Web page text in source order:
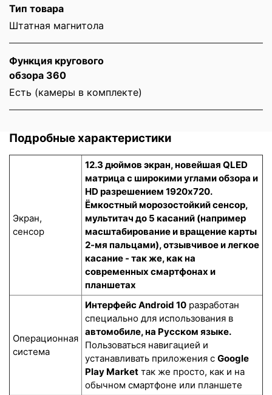
Тип товара
Штатная магнитола
Функция кругового
обзора 360
Есть (камеры в комплекте)
Подробные характеристики
Экран,
сенсор
12.3 дюймов экран, новейшая QLED
матрица с широкими углами обзора и
HD разрешением 1920x720.
Ёмкостный морозостойкий сенсор,
мультитач до 5 касаний (например
масштабирование и вращение карты
2-мя пальцами), отзывчивое и легкое
касание - так же, как на
современных смартфонах и
планшетах
Операционная
система
Интерфейс Android 10 разработан
специально для использования в
автомобиле, на Русском языке.
Пользоваться навигацией и
устанавливать приложения с Google
Play Market так же просто, как и на
обычном смартфоне или планшете